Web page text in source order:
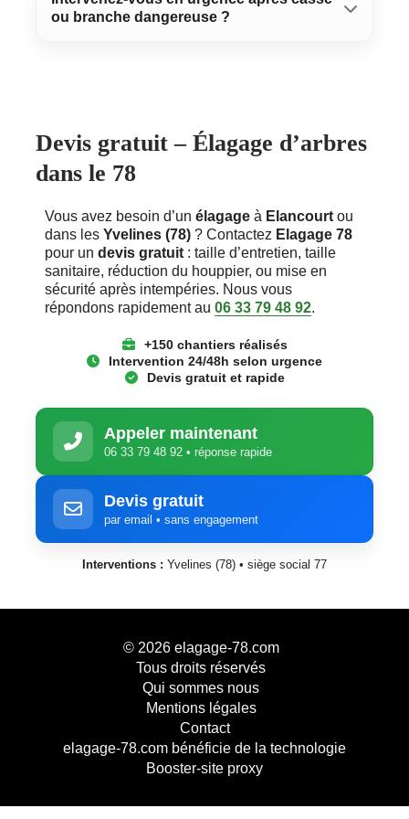
sanitaire ou une réduction ciblée. L’abattage n’est
ou branche dangereuse ?
Devis gratuit – Élagage d’arbres
dans le 78
Vous avez besoin d’un élagage à Elancourt ou
dans les Yvelines (78) ? Contactez Elagage 78
pour un devis gratuit : taille d’entretien, taille
sanitaire, réduction du houppier, ou mise en
sécurité après intempéries. Nous vous
répondons rapidement au 06 33 79 48 92.
+150 chantiers réalisés
Intervention 24/48h selon urgence
Devis gratuitet rapide
Appeler maintenant
06 33 79 48 92 • réponse rapide
Devis gratuit
par email • sans engagement
Interventions : Yvelines (78) • siège social 77
© 2026 elagage-78.com
Tous droits réservés
Qui sommes nous
Mentions légales
Contact
elagage-78.com bénéficie de la technologie
Booster-site proxy